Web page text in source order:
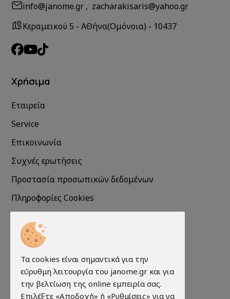
info@janome.gr , zacharakisaris@yahoo.gr
Κεραμεικού 5 - ΑΘήνα(Ομόνοια) - 10437
Χρήσιμα
Εταιρεία
Service
Επικοινωνία
Συχνές ερωτήσεις
Προστασία προσωπικών δεδομένων
Πληροφορίες Cookies
Πληροφορίες
Τρόποι παραγγελίας
Τρόποι πληρωμής
Τρόποι αποστολής
Τα cookies είναι σημαντικά για την
εύρυθμη λειτουργία του janome.gr και για
την βελτίωση της online εμπειρία σας.
Επιλέξτε «Αποδοχή» ή «Ρυθμίσεις» για να